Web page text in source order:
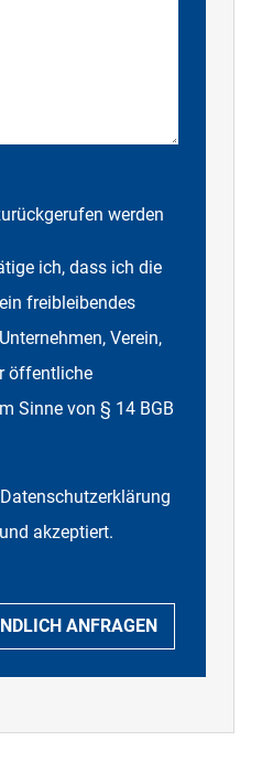
werden
ich, dass ich die
freibleibendes
Verein,
öffentliche
Sinne von § 14 BGB
Datenschutzerklärung
akzeptiert.
ANFRAGEN